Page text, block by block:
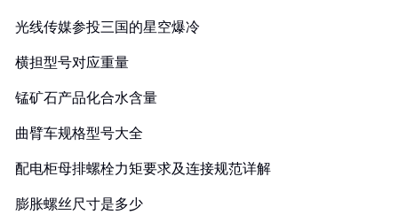
光线传媒参投三国的星空爆冷
横担型号对应重量
锰矿石产品化合水含量
曲臂车规格型号大全
配电柜母排螺栓力矩要求及连接规范详解
膨胀螺丝尺寸是多少